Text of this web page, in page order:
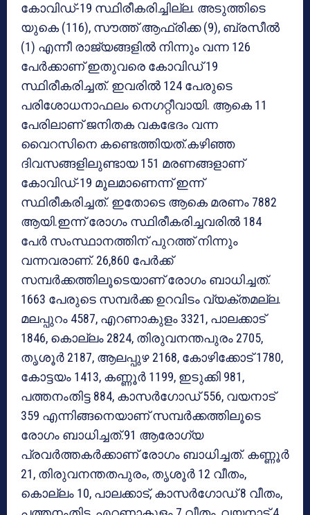
കോവിഡ്-19 സ്ഥിരീകരിച്ചില്ല. അടുത്തിടെ
യുകെ (116), സൗത്ത് ആഫ്രിക്ക (9), ബ്രസീല്‍
(1) എന്നീ രാജ്യങ്ങളില്‍ നിന്നും വന്ന 126
പേര്‍ക്കാണ് ഇതുവരെ കോവിഡ് 19
സ്ഥിരീകരിച്ചത്. ഇവരില്‍ 124 പേരുടെ
പരിശോധനാഫലം നെഗറ്റീവായി. ആകെ 11
പേരിലാണ് ജനിതക വകഭേദം വന്ന
വൈറസിനെ കണ്ടെത്തിയത്.കഴിഞ്ഞ
ദിവസങ്ങളിലുണ്ടായ 151 മരണങ്ങളാണ്
കോവിഡ്-19 മൂലമാണെന്ന് ഇന്ന്
സ്ഥിരീകരിച്ചത്. ഇതോടെ ആകെ മരണം 7882
ആയി.ഇന്ന് രോഗം സ്ഥിരീകരിച്ചവരില്‍ 184
പേര്‍ സംസ്ഥാനത്തിന് പുറത്ത് നിന്നും
വന്നവരാണ്. 26,860 പേര്‍ക്ക്
സമ്പര്‍ക്കത്തിലൂടെയാണ് രോഗം ബാധിച്ചത്.
1663 പേരുടെ സമ്പര്‍ക്ക ഉറവിടം വ്യക്തമല്ല.
മലപ്പുറം 4587, എറണാകുളം 3321, പാലക്കാട്
1846, കൊല്ലം 2824, തിരുവനന്തപുരം 2705,
തൃശൂര്‍ 2187, ആലപ്പുഴ 2168, കോഴിക്കോട് 1780,
കോട്ടയം 1413, കണ്ണൂര്‍ 1199, ഇടുക്കി 981,
പത്തനംതിട്ട 884, കാസര്‍ഗോഡ് 556, വയനാട്
359 എന്നിങ്ങനെയാണ് സമ്പര്‍ക്കത്തിലൂടെ
രോഗം ബാധിച്ചത്.91 ആരോഗ്യ
പ്രവര്‍ത്തകര്‍ക്കാണ് രോഗം ബാധിച്ചത്. കണ്ണൂര്‍
21, തിരുവനന്തതപുരം, തൃശൂര്‍ 12 വീതം,
കൊല്ലം 10, പാലക്കാട്, കാസര്‍ഗോഡ് 8 വീതം,